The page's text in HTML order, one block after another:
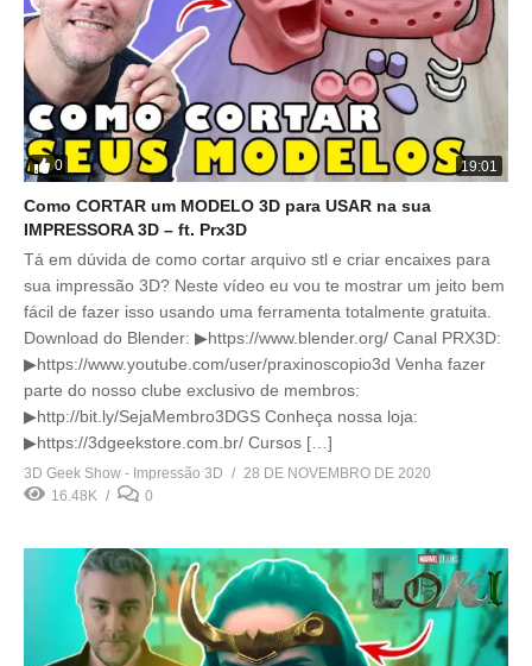
0 19:01
Como CORTAR um MODELO 3D para USAR na sua
IMPRESSORA 3D – ft. Prx3D
Tá em dúvida de como cortar arquivo stl e criar encaixes para
sua impressão 3D? Neste vídeo eu vou te mostrar um jeito bem
fácil de fazer isso usando uma ferramenta totalmente gratuita.
Download do Blender: ▶https://www.blender.org/ Canal PRX3D:
▶https://www.youtube.com/user/praxinoscopio3d Venha fazer
parte do nosso clube exclusivo de membros:
▶http://bit.ly/SejaMembro3DGS Conheça nossa loja:
▶https://3dgeekstore.com.br/ Cursos […]
3D Geek Show - Impressão 3D
28 DE NOVEMBRO DE 2020
16.48K
0